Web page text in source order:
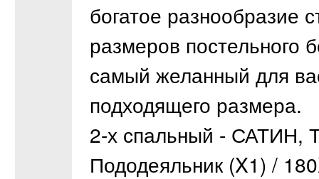
богатое разнообразие
размеров постельного
самый желанный для
подходящего размера.
2-х спальный - САТИН,
Пододеяльник (X1) /